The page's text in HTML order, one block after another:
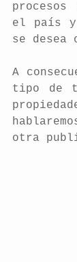
procesos
el país
se desea
A
tipo de
otra